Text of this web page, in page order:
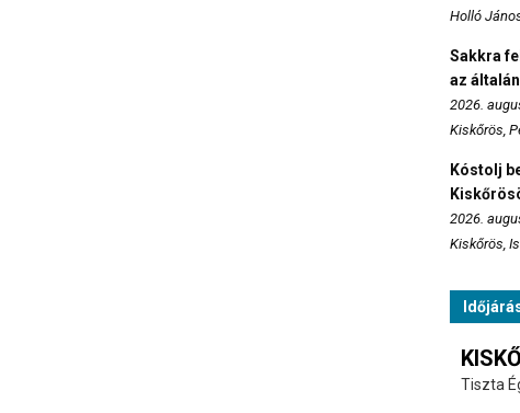
Holló
Sakkra
az
2026.
Kiskőrös,
Kóstolj
2026.
Kiskőrös,
Tiszta